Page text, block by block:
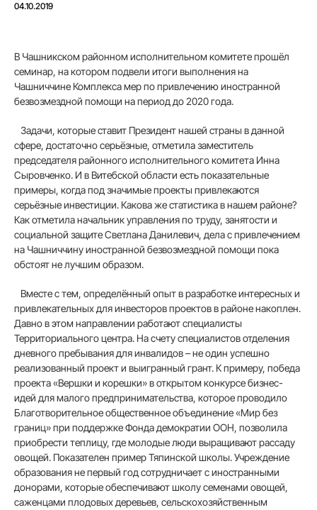
04.10.2019
В Чашникском районном исполнительном комитете прошёл
семинар, на котором подвели итоги выполнения на
Чашниччине Комплекса мер по привлечению иностранной
безвозмездной помощи на период до 2020 года.
Задачи, которые ставит Президент нашей страны в данной
сфере, достаточно серьёзные, отметила заместитель
председателя районного исполнительного комитета Инна
Сыровченко. И в Витебской области есть показательные
примеры, когда под значимые проекты привлекаются
серьёзные инвестиции. Какова же статистика в нашем районе?
Как отметила начальник управления по труду, занятости и
социальной защите Светлана Данилевич, дела с привлечением
на Чашниччину иностранной безвозмездной помощи пока
обстоят не лучшим образом.
Вместе с тем, определённый опыт в разработке интересных и
привлекательных для инвесторов проектов в районе накоплен.
Давно в этом направлении работают специалисты
Территориального центра. На счету специалистов отделения
дневного пребывания для инвалидов – не один успешно
реализованный проект и выигранный грант. К примеру, победа
проекта «Вершки и корешки» в открытом конкурсе бизнес-
идей для малого предпринимательства, которое проводило
Благотворительное общественное объединение «Мир без
границ» при поддержке Фонда демократии ООН, позволила
приобрести теплицу, где молодые люди выращивают рассаду
овощей. Показателен пример Тяпинской школы. Учреждение
образования не первый год сотрудничает с иностранными
донорами, которые обеспечивают школу семенами овощей,
саженцами плодовых деревьев, сельскохозяйственным